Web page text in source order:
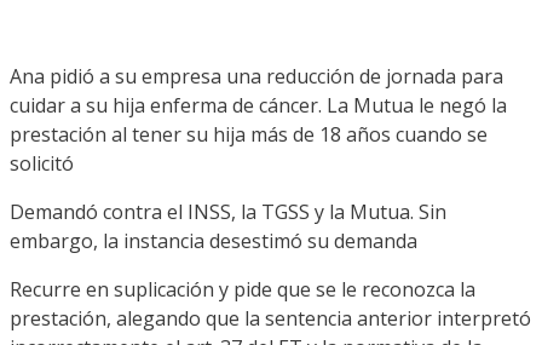
Ana pidió a su empresa una reducción de jornada para
cuidar a su hija enferma de cáncer. La Mutua le negó la
prestación al tener su hija más de 18 años cuando se
solicitó
Demandó contra el INSS, la TGSS y la Mutua. Sin
embargo, la instancia desestimó su demanda
Recurre en suplicación y pide que se le reconozca la
prestación, alegando que la sentencia anterior interpretó